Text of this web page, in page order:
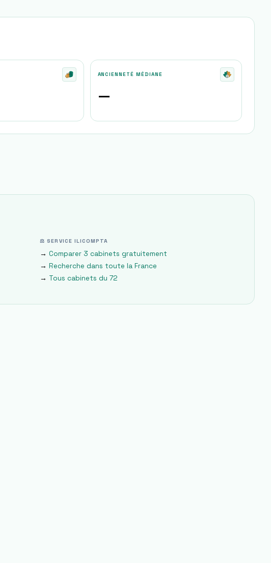
ANCIENNETÉ MÉDIANE
—
⚖ SERVICE ILICOMPTA
→Comparer 3 cabinets gratuitement
→Recherche dans toute la France
→ Tous cabinets du72